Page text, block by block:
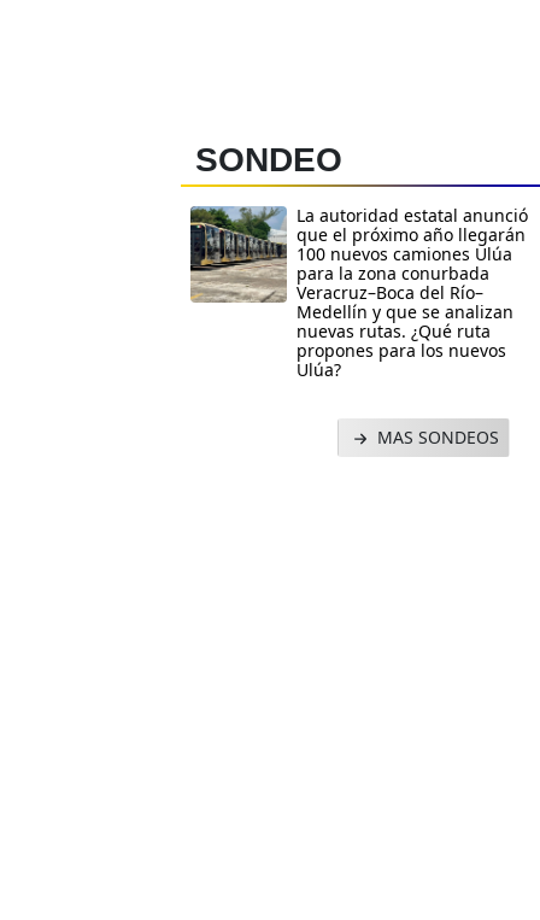
SONDEO
La autoridad estatal anunció
que el próximo año llegarán
100 nuevos camiones Ulúa
para la zona conurbada
Veracruz–Boca del Río–
Medellín y que se analizan
nuevas rutas. ¿Qué ruta
propones para los nuevos
Ulúa?
MAS SONDEOS